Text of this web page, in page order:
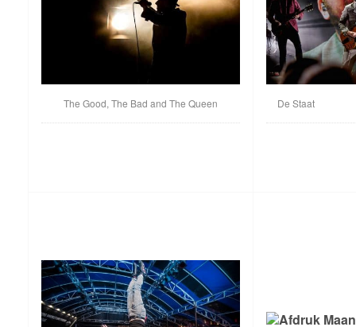
The Good, The Bad and The Queen De Staat